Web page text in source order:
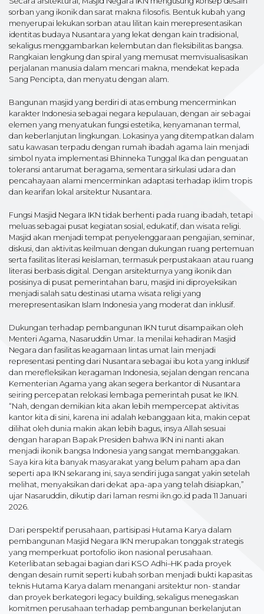
sorban yang ikonik dan sarat makna filosofis. Bentuk kubah yang
menyerupai lekukan sorban atau lilitan kain merepresentasikan
identitas budaya Nusantara yang lekat dengan kain tradisional,
sekaligus menggambarkan kelembutan dan fleksibilitas bangsa.
Rangkaian lengkung dan spiral yang memusat memvisualisasikan
perjalanan manusia dalam mencari makna, mendekat kepada
Sang Pencipta, dan menyatu dengan alam.
Bangunan masjid yang berdiri di atas embung mencerminkan
karakter Indonesia sebagai negara kepulauan, dengan air sebagai
elemen yang menyatukan fungsi estetika, kenyamanan termal,
dan keberlanjutan lingkungan. Lokasinya yang ditempatkan dalam
satu kawasan terpadu dengan rumah ibadah agama lain menjadi
simbol nyata implementasi Bhinneka Tunggal Ika dan penguatan
toleransi antarumat beragama, sementara sirkulasi udara dan
pencahayaan alami mencerminkan adaptasi terhadap iklim tropis
dan kearifan lokal arsitektur Nusantara.
Fungsi Masjid Negara IKN tidak berhenti pada ruang ibadah, tetapi
meluas sebagai pusat kegiatan sosial, edukatif, dan wisata religi.
Masjid akan menjadi tempat penyelenggaraan pengajian, seminar,
diskusi, dan aktivitas keilmuan dengan dukungan ruang pertemuan
serta fasilitas literasi keislaman, termasuk perpustakaan atau ruang
literasi berbasis digital. Dengan arsitekturnya yang ikonik dan
posisinya di pusat pemerintahan baru, masjid ini diproyeksikan
menjadi salah satu destinasi utama wisata religi yang
merepresentasikan Islam Indonesia yang moderat dan inklusif.
Dukungan terhadap pembangunan IKN turut disampaikan oleh
Menteri Agama, Nasaruddin Umar. Ia menilai kehadiran Masjid
Negara dan fasilitas keagamaan lintas umat lain menjadi
representasi penting dari Nusantara sebagai ibu kota yang inklusif
dan merefleksikan keragaman Indonesia, sejalan dengan rencana
Kementerian Agama yang akan segera berkantor di Nusantara
seiring percepatan relokasi lembaga pemerintah pusat ke IKN.
“Nah, dengan demikian kita akan lebih mempercepat aktivitas
kantor kita di sini, karena ini adalah kebanggaan kita, makin cepat
dilihat oleh dunia makin akan lebih bagus, insya Allah sesuai
dengan harapan Bapak Presiden bahwa IKN ini nanti akan
menjadi ikonik bangsa Indonesia yang sangat membanggakan.
Saya kira kita banyak masyarakat yang belum paham apa dan
seperti apa IKN sekarang ini, saya sendiri juga sangat yakin setelah
melihat, menyaksikan dari dekat apa-apa yang telah disiapkan,”
ujar Nasaruddin, dikutip dari laman resmi ikn.go.id pada 11 Januari
2026.
Dari perspektif perusahaan, partisipasi Hutama Karya dalam
pembangunan Masjid Negara IKN merupakan tonggak strategis
yang memperkuat portofolio ikon nasional perusahaan.
Keterlibatan sebagai bagian dari KSO Adhi–HK pada proyek
dengan desain rumit seperti kubah sorban menjadi bukti kapasitas
teknis Hutama Karya dalam menangani arsitektur non- standar
dan proyek berkategori legacy building, sekaligus menegaskan
komitmen perusahaan terhadap pembangunan berkelanjutan